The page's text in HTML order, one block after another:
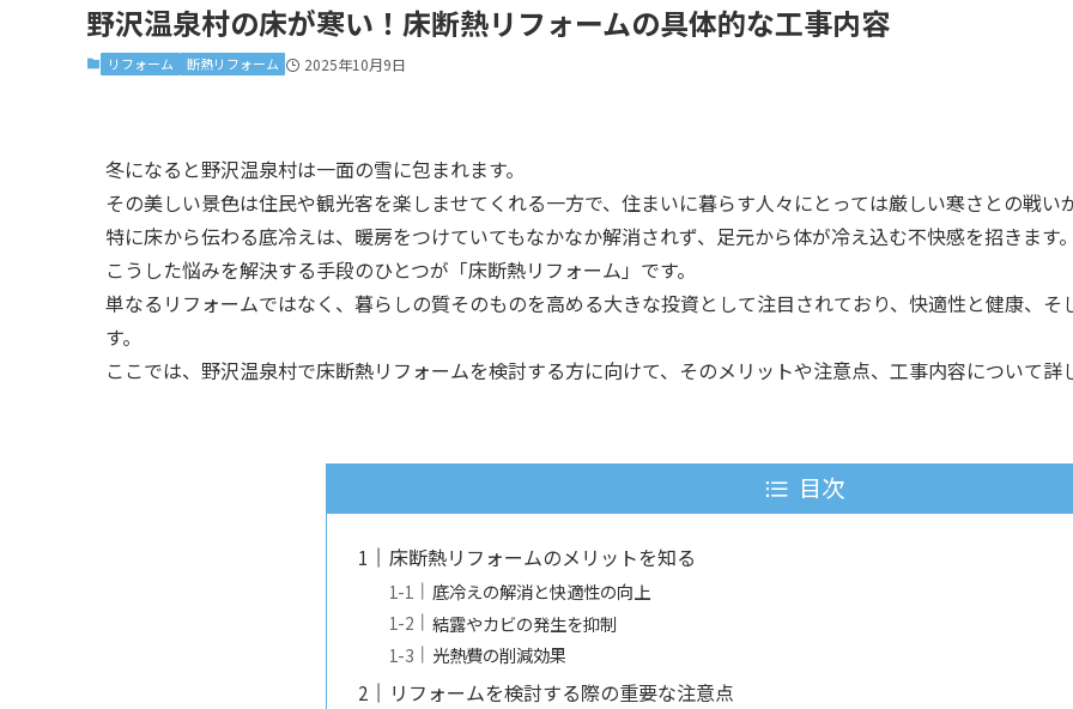
野沢温泉村の床が寒い！床断熱リフォームの具体的な工事内容
リフォーム 断熱リフォーム 2025年10月9日
冬になると野沢温泉村は一面の雪に包まれます。
その美しい景色は住民や観光客を楽しませてくれる一方で、住まいに暮らす人々にとっては厳しい寒さとの戦い
特に床から伝わる底冷えは、暖房をつけていてもなかなか解消されず、足元から体が冷え込む不快感を招きます。
こうした悩みを解決する手段のひとつが「床断熱リフォーム」です。
単なるリフォームではなく、暮らしの質そのものを高める大きな投資として注目されており、快適性と健康、
す。
ここでは、野沢温泉村で床断熱リフォームを検討する方に向けて、そのメリットや注意点、工事内容について詳
目次
床断熱リフォームのメリットを知る
底冷えの解消と快適性の向上
結露やカビの発生を抑制
光熱費の削減効果
リフォームを検討する際の重要な注意点